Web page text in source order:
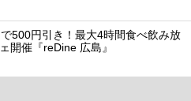
500円引き！最大4時間食べ飲み放
開催『reDine 広島』